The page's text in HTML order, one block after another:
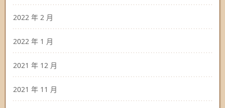
2022 年 2 月
2022 年 1 月
2021 年 12 月
2021 年 11 月